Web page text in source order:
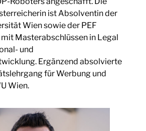
ist Absolventin der
Wien sowie der PEF
Masterabschlüssen in Legal
und
Ergänzend absolvierte
für Werbung und
Wien.